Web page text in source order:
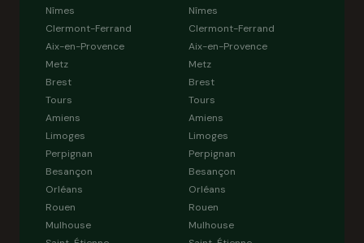
Nîmes
Clermont-Ferrand
Aix-en-Provence
Metz
Brest
Tours
Amiens
Limoges
Perpignan
Besançon
Orléans
Rouen
Mulhouse
Nîmes
Clermont-Ferrand
Aix-en-Provence
Metz
Brest
Tours
Amiens
Limoges
Perpignan
Besançon
Orléans
Rouen
Mulhouse